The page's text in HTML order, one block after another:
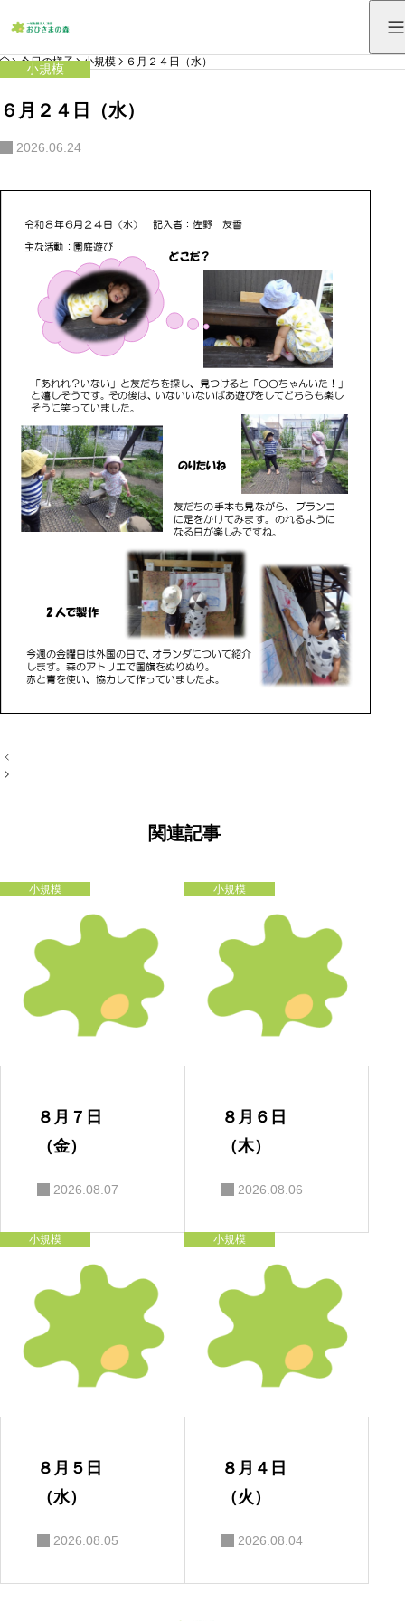
HOME
今日の様子 小規模 ６月２４日（水）
小規模
６月２４日（水）
2026.06.24
投
稿
関連記事
小規模
８月７日
（金）
2026.08.07
小規模
８月６日
（木）
2026.08.06
小規模
８月５日
（水）
2026.08.05
小規模
８月４日
（火）
2026.08.04